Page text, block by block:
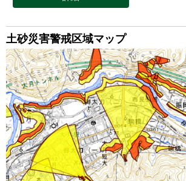
土砂災害警戒区域マップ